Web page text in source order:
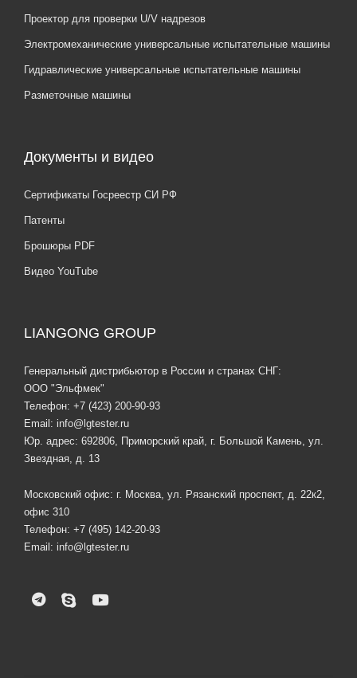
Проектор для проверки U/V надрезов
Электромеханические универсальные испытательные машины
Гидравлические универсальные испытательные машины
Разметочные машины
Документы и видео
Сертификаты Госреестр СИ РФ
Патенты
Брошюры PDF
Видео YouTube
LIANGONG GROUP
Генеральный дистрибьютор в России и странах СНГ:
ООО "Эльфмек"
Телефон: +7 (423) 200-90-93
Email: info@lgtester.ru
Юр. адрес: 692806, Приморский край, г. Большой Камень, ул.
Звездная, д. 13
Московский офис: г. Москва, ул. Рязанский проспект, д. 22к2,
офис 310
Телефон: +7 (495) 142-20-93
Email: info@lgtester.ru